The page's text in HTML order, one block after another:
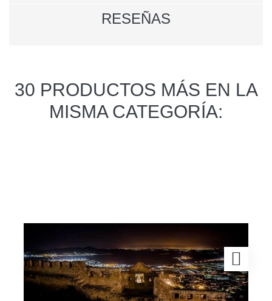
RESEÑAS
30 PRODUCTOS MÁS EN LA
MISMA CATEGORÍA: